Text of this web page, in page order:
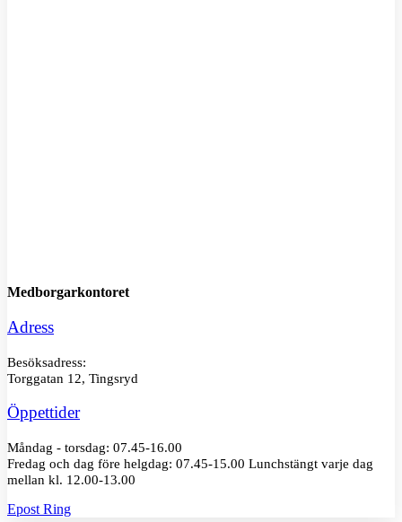
Medborgarkontoret
Adress
Besöksadress:
Torggatan 12, Tingsryd
Öppettider
Måndag - torsdag: 07.45-16.00
Fredag och dag före helgdag: 07.45-15.00 Lunchstängt varje dag
mellan kl. 12.00-13.00
Epost Ring